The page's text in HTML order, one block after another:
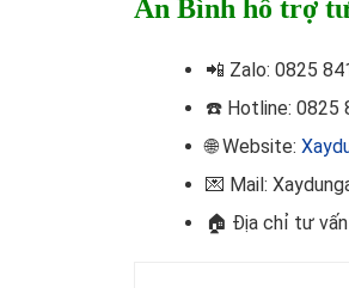
An Bình hỗ trợ
📲 Zalo: 0825
☎️ Hotline: 0825
🌐 Website:
💌 Mail:
🏠 Địa chỉ tư